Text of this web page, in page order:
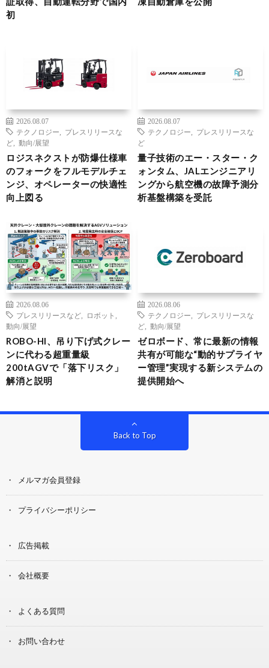
初
2026.08.07
テクノロジー
プレスリリースな
ど
動向/展望
ロジスネクストが防爆仕様車
のフォークをフルモデルチェ
ンジ、オペレーターの快適性
向上図る
2026.08.07
テクノロジー
プレスリリースな
ど
量子技術のエー・スター・ク
ォンタム、JALエンジニアリ
ングから航空機の故障予測分
析基盤構築を受託
2026.08.06
プレスリリースなど
ロボット
動向/展望
ROBO-HI、吊り下げ式クレー
ンに代わる超重量級
200tAGVで「落下リスク」
解消と説明
2026.08.06
テクノロジー
プレスリリースな
ど
動向/展望
ゼロボード、常に最新の情報
共有が可能な“動的サプライヤ
ー管理”実現する新システムの
提供開始へ
Back to Top
メルマガ会員登録
プライバシーポリシー
広告掲載
会社概要
よくある質問
お問い合わせ